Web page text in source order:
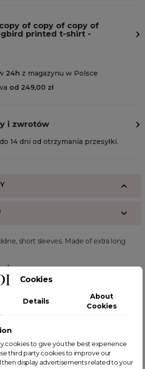
of copy of copy of
printed t-shirt -
24h z magazynu w Polsce
od 249,00 zł
i zwrotów
14 dni od otrzymania przesyłki.
short sleeves. Made of extra long
Zobacz nowości
Cookies
Details
About
Cookies
cookies to give you the best experience
third party cookies to improve our
then display advertisements related to your